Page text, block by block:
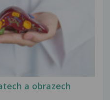
a obrazech